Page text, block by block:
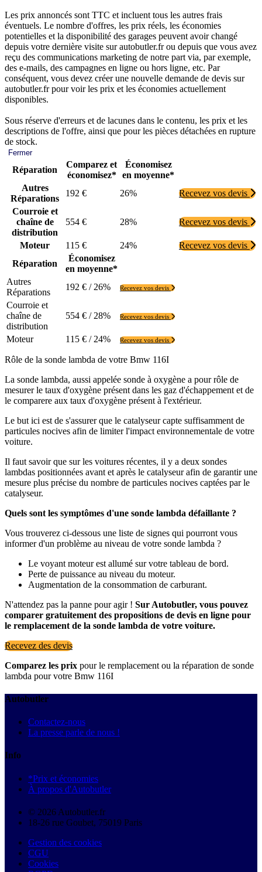
Les prix annoncés sont TTC et incluent tous les autres frais
éventuels. Le nombre d'offres, les prix réels, les économies
potentielles et la disponibilité des garages peuvent avoir changé
depuis votre dernière visite sur autobutler.fr ou depuis que vous avez
reçu des communications marketing de notre part via, par exemple,
des e-mails, des campagnes en ligne ou hors ligne, etc. Par
conséquent, vous devez créer une nouvelle demande de devis sur
autobutler.fr pour voir les prix et les économies actuellement
disponibles.
Sous réserve d'erreurs et de lacunes dans le contenu, les prix et les
descriptions de l'offre, ainsi que pour les pièces détachées en rupture
de stock.
Fermer
Réparation
Comparez et
économisez*
Économisez
en moyenne*
Autres
Réparations
192 € 26%
Recevez vos devis
Courroie et
chaîne de
distribution
554 € 28% Recevez vos devis
Moteur 115 € 24%
Recevez vos devis
Réparation
Économisez
en moyenne*
Autres
Réparations
192 € / 26% Recevez vos devis
Courroie et
chaîne de
distribution
554 € / 28% Recevez vos devis
Moteur 115 € / 24% Recevez vos devis
Rôle de la sonde lambda de votre Bmw 116I
La sonde lambda, aussi appelée sonde à oxygène a pour rôle de
mesurer le taux d'oxygène présent dans les gaz d'échappement et de
le comparere aux taux d'oxygène présent à l'extérieur.
Le but ici est de s'assurer que le catalyseur capte suffisamment de
particules nocives afin de limiter l'impact environnementale de votre
voiture.
Il faut savoir que sur les voitures récentes, il y a deux sondes
lambdas positionnées avant et après le catalyseur afin de garantir une
mesure plus précise du nombre de particules nocives captées par le
catalyseur.
Quels sont les symptômes d'une sonde lambda défaillante ?
Vous trouverez ci-dessous une liste de signes qui pourront vous
informer d'un problème au niveau de votre sonde lambda ?
Le voyant moteur est allumé sur votre tableau de bord.
Perte de puissance au niveau du moteur.
Augmentation de la consommation de carburant.
N'attendez pas la panne pour agir ! Sur Autobutler, vous pouvez
comparer gratuitement des propositions de devis en ligne pour
le remplacement de la sonde lambda de votre voiture.
Recevez des devis
Comparez les prix pour le remplacement ou la réparation de sonde
lambda pour votre Bmw 116I
Autobutler
Contactez-nous
La presse parle de nous !
Info
*Prix et économies
À propos d'Autobutler
© 2026 Autobutler.fr
18-26 rue Goubet, 75019 Paris
Gestion des cookies
CGU
Cookies